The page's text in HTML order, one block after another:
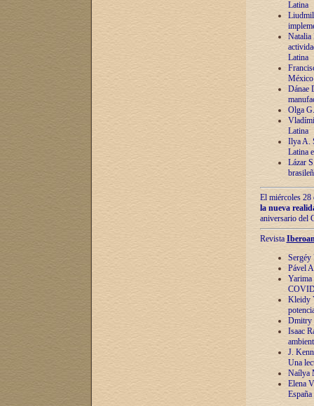
Latina
Natalia
Latina
México
Dánae
Olga
Latina
Ilya A.
Latina
Lázar
El miércoles 28
la nueva
aniversario del
Revista
Sergéy
Pável
Yarima
Kleidy
Dmitry
Isaac
J.
Una
Naílya
Elena
España